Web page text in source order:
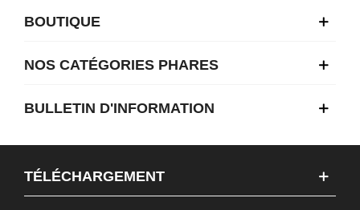
BOUTIQUE
NOS CATÉGORIES PHARES
BULLETIN D'INFORMATION
TÉLÉCHARGEMENT